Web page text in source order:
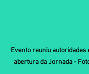
Evento reuniu autoridades
abertura da Jornada -